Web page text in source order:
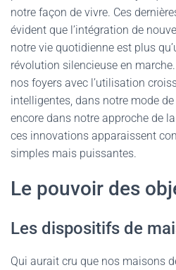
notre façon de vivre. Ces
évident que l’intégration de
notre vie quotidienne est plus
révolution silencieuse en
nos foyers avec l’utilisation
intelligentes, dans notre mode
encore dans notre approche de
ces innovations apparaissent
simples mais puissantes.
Le pouvoir des
Les dispositifs de
Qui aurait cru que nos maisons